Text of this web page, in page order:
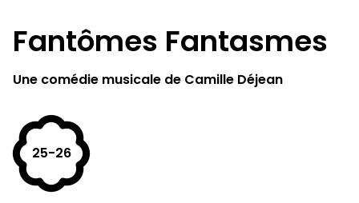
Fantômes Fantasmes
Une comédie musicale de Camille Déjean
25-26